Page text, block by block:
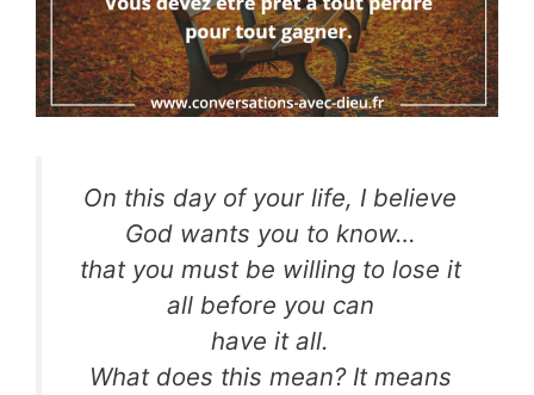
On this day of your life, I believe
God wants you to know…
that you must be willing to lose it
all before you can
have it all.
What does this mean? It means